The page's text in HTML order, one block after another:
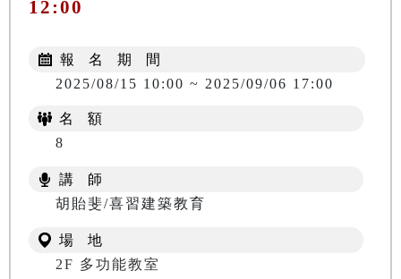
12:00
報 名 期 間
2025/08/15 10:00 ~ 2025/09/06 17:00
名 額
8
講 師
胡貽斐/喜習建築教育
場 地
2F 多功能教室